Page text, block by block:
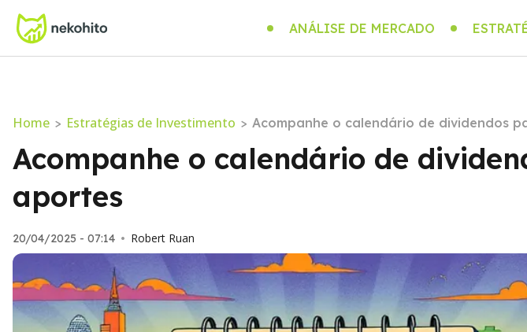
ANÁLISE DE MERCADO
Home > Estratégias de Investimento > Acompanhe o calendário de dividendos
Acompanhe o calendário de
aportes
20/04/2025 - 07:14 • Robert Ruan